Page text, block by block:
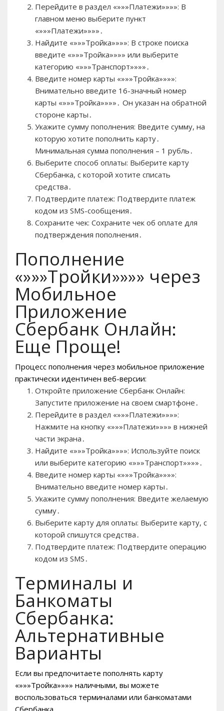
Перейдите в раздел «»»»Платежи»»»»: В
главном меню выберите пункт
«»»»Платежи»»»»․
Найдите «»»»Тройка»»»»: В строке поиска
введите «»»»Тройка»»»» или выберите
категорию «»»»Транспорт»»»»․
Введите номер карты «»»»Тройка»»»»:
Внимательно введите 16-значный номер
карты «»»»Тройка»»»»․ Он указан на обратной
стороне карты․
Укажите сумму пополнения: Введите сумму, на
которую хотите пополнить карту․
Минимальная сумма пополнения – 1 рубль․
Выберите способ оплаты: Выберите карту
Сбербанка, с которой хотите списать
средства․
Подтвердите платеж: Подтвердите платеж
кодом из SMS-сообщения․
Сохраните чек: Сохраните чек об оплате для
подтверждения пополнения․
Пополнение
«»»»Тройки»»»» через
Мобильное
Приложение
Сбербанк Онлайн:
Еще Проще!
Процесс пополнения через мобильное приложение
практически идентичен веб-версии:
Откройте приложение Сбербанк Онлайн:
Запустите приложение на своем смартфоне․
Перейдите в раздел «»»»Платежи»»»»:
Нажмите на кнопку «»»»Платежи»»»» в нижней
части экрана․
Найдите «»»»Тройка»»»»: Используйте поиск
или выберите категорию «»»»Транспорт»»»»․
Введите номер карты «»»»Тройка»»»»:
Внимательно введите номер карты․
Укажите сумму пополнения: Введите желаемую
сумму․
Выберите карту для оплаты: Выберите карту, с
которой спишутся средства․
Подтвердите платеж: Подтвердите операцию
кодом из SMS․
Терминалы и
Банкоматы
Сбербанка:
Альтернативные
Варианты
Если вы предпочитаете пополнять карту
«»»»Тройка»»»» наличными, вы можете
воспользоваться терминалами или банкоматами
Сбербанка․